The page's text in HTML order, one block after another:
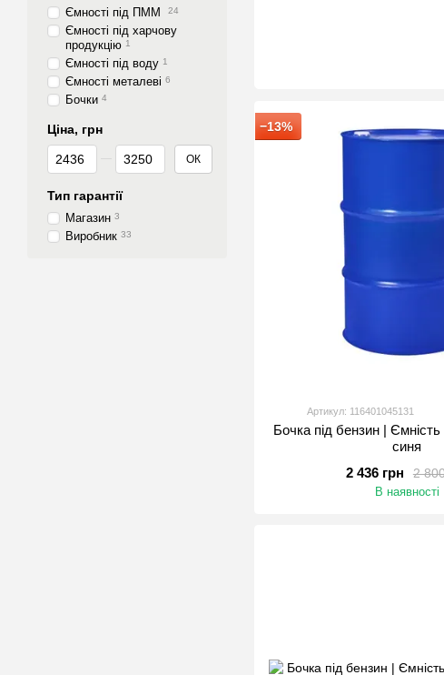
−13%
Артикул: 116401045131
Бочка під бензин |
синя
2
2 436 грн
В наявності
Ємності під ПММ 24
Ємності під харчову
продукцію 1
Ємності під воду 1
Ємності металеві 6
Бочки 4
Ціна, грн
Від Ціна, грн
До Ціна, грн ОК
Тип гарантії
Магазин 3
Виробник 33